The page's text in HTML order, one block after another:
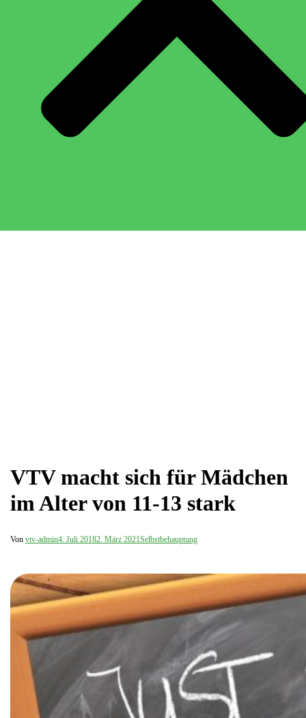
VTV macht sich für Mädchen
im Alter von 11-13 stark
Von vtv-admin4. Juli 20182. März 2021Selbstbehauptung